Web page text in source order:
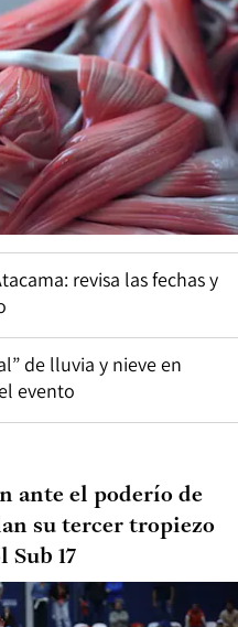
revisa las fechas y
de lluvia y nieve en
evento
ante el poderío de
su tercer tropiezo
17